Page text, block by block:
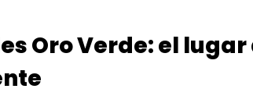
Oro Verde: el